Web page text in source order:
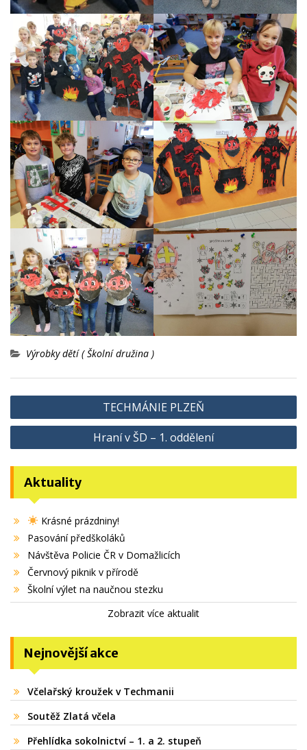
Výrobky dětí ( Školní družina )
Navigace
pro
TECHMÁNIE PLZEŇ
Hraní v ŠD – 1. oddělení
Aktuality
Krásné prázdniny!
Pasování předškoláků
Návštěva Policie ČR v Domažlicích
Červnový piknik v přírodě
Školní výlet na naučnou stezku
Zobrazit více aktualit
Nejnovější akce
Včelařský kroužek v Techmanii
Soutěž Zlatá včela
Přehlídka sokolnictví – 1. a 2. stupeň